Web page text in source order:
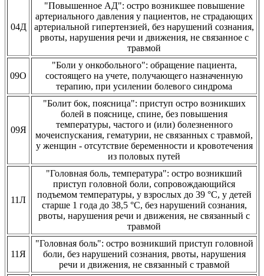
04Д
"Повышенное АД": остро возникшее повышение
артериального давления у пациентов, не страдающих
артериальной гипертензией, без нарушений сознания,
рвоты, нарушения речи и движения, не связанное с
травмой
09О
"Боли у онкобольного": обращение пациента,
состоящего на учете, получающего назначенную
терапию, при усилении болевого синдрома
09Я
"Болит бок, поясница": приступ остро возникших
болей в пояснице, спине, без повышения
температуры, частого и (или) болезненного
мочеиспускания, гематурии, не связанных с травмой,
у женщин - отсутствие беременности и кровотечения
из половых путей
11Л
"Головная боль, температура": остро возникший
приступ головной боли, сопровождающийся
подъемом температуры, у взрослых до 39 °С, у детей
старше 1 года до 38,5 °С, без нарушений сознания,
рвоты, нарушения речи и движения, не связанный с
травмой
11Я
"Головная боль": остро возникший приступ головной
боли, без нарушений сознания, рвоты, нарушения
речи и движения, не связанный с травмой